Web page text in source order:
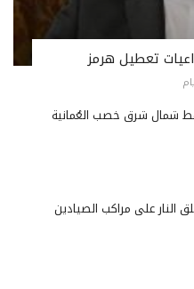
تعطيل هرمز
شمال شرق خصب العُمانية
النار على مراكب الصيادين